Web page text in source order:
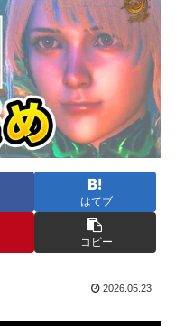
はてブ
コピー
2026.05.23